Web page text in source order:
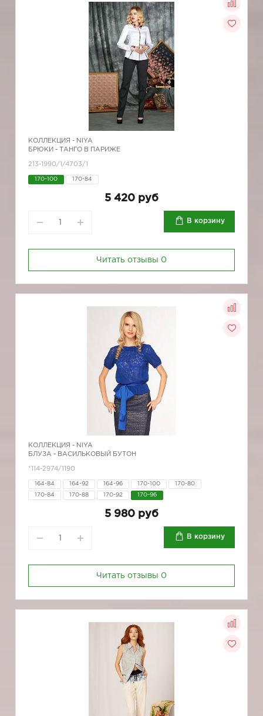
КОЛЛЕКЦИЯ - NIYA
БРЮКИ - ТАНГО В ПАРИЖЕ
213-1990/1/4703/1
170-100 170-84
5 420 руб
В корзину
Читать отзывы 0
КОЛЛЕКЦИЯ - NIYA
БЛУЗА - ВАСИЛЬКОВЫЙ БУТОН
*114-2974/1190
164-84 164-92 164-96 170-100 170-80
170-84 170-88 170-92 170-96
5 980 руб
В корзину
Читать отзывы 0